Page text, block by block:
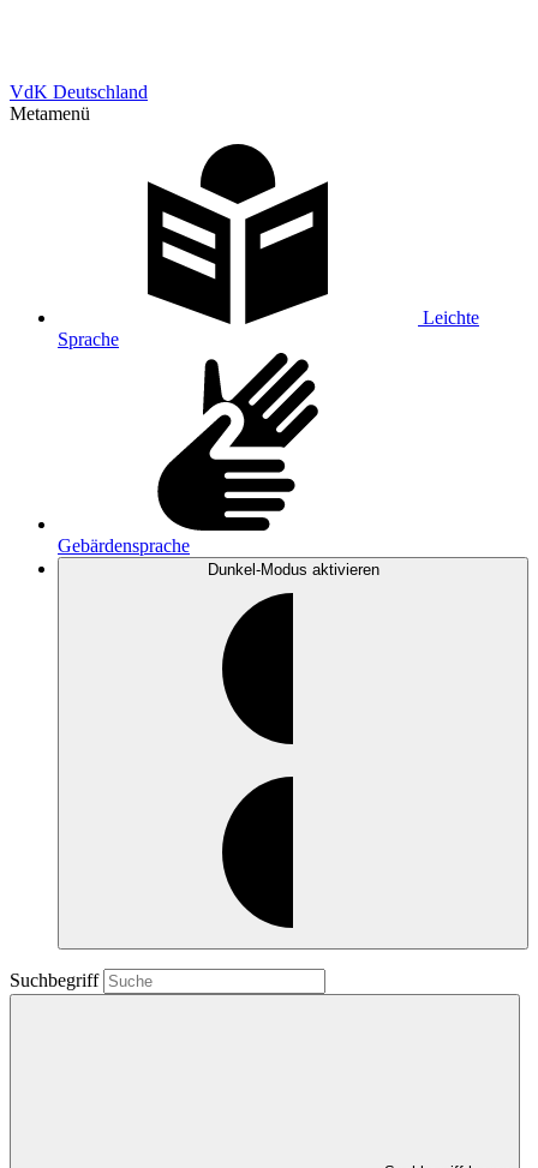
VdK Deutschland
Metamenü
Leichte
Sprache
Gebärdensprache
Dunkel-Modus aktivieren
Suchbegriff